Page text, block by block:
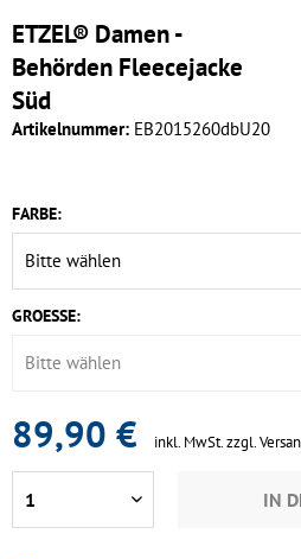
ETZEL® Damen -
Behörden Fleecejacke
Süd
Artikelnummer: EB2015260dbU20
FARBE:
GROESSE:
89,90 € inkl. MwSt.zzgl.
IN